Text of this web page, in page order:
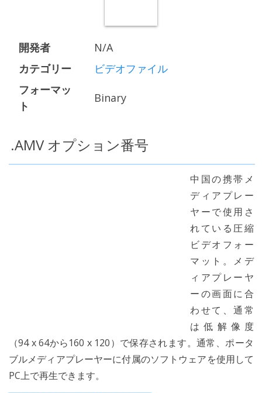
開発者
N/A
カテゴリー
ビデオファイル
フォーマッ
ト
Binary
.AMV オプション番号
中国の携帯メ
ディアプレー
ヤーで使用さ
れている圧縮
ビデオフォー
マット。メデ
ィアプレーヤ
ーの画面に合
わせて、通常
は低解像度
（94 x 64から160 x 120）で保存されます。通常、ポータ
ブルメディアプレーヤーに付属のソフトウェアを使用して
PC上で再生できます。